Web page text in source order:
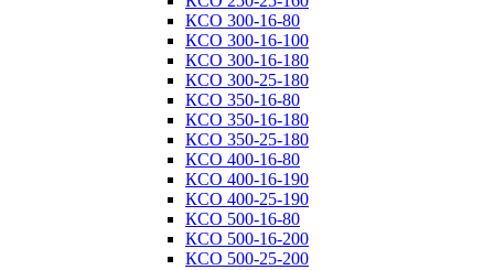
КСО 300-16-80
КСО 300-16-100
КСО 300-16-180
КСО 300-25-180
КСО 350-16-80
КСО 350-16-180
КСО 350-25-180
КСО 400-16-80
КСО 400-16-190
КСО 400-25-190
КСО 500-16-80
КСО 500-16-200
КСО 500-25-200